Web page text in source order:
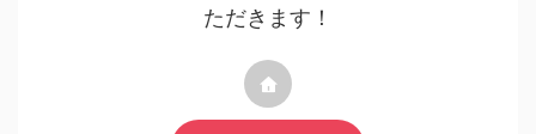
ただきます！